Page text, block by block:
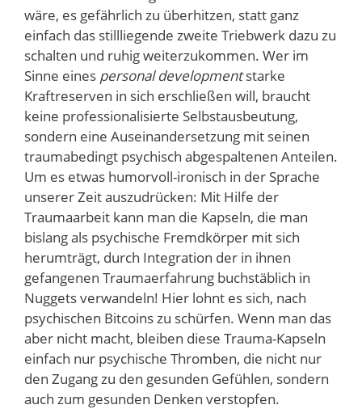
wäre, es gefährlich zu überhitzen, statt ganz
einfach das stillliegende zweite Triebwerk dazu zu
schalten und ruhig weiterzukommen. Wer im
Sinne eines personal developmentstarke
Kraftreserven in sich erschließen will, braucht
keine professionalisierte Selbstausbeutung,
sondern eine Auseinandersetzung mit seinen
traumabedingt psychisch abgespaltenen Anteilen.
Um es etwas humorvoll-ironisch in der Sprache
unserer Zeit auszudrücken: Mit Hilfe der
Traumaarbeit kann man die Kapseln, die man
bislang als psychische Fremdkörper mit sich
herumträgt, durch Integration der in ihnen
gefangenen Traumaerfahrung buchstäblich in
Nuggets verwandeln! Hier lohnt es sich, nach
psychischen Bitcoins zu schürfen. Wenn man das
aber nicht macht, bleiben diese Trauma-Kapseln
einfach nur psychische Thromben, die nicht nur
den Zugang zu den gesunden Gefühlen, sondern
auch zum gesunden Denken verstopfen.